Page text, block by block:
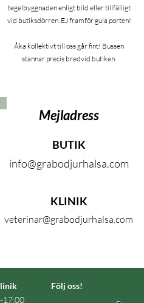
Mejladress
BUTIK
info@grabodjurhalsa.com
KLINIK
veterinar@grabodjurhalsa.com
tegelbyggnaden enligt bild eller tillfälligt
vid butiksdörren. EJ framför gula porten!
Åka kollektivt till oss går fint! Bussen
stannar precis bredvid butiken.
17:00
Följ oss!